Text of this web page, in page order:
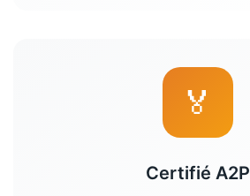
🏅
Certifié A2P